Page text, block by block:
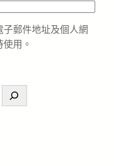
郵件地址及個人網
用。